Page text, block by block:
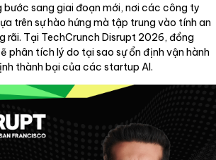
bước sang giai đoạn mới, nơi các công ty
trên sự hào hứng mà tập trung vào tính an
rãi. Tại TechCrunch Disrupt 2026, đồng
phân tích lý do tại sao sự ổn định vận hành
thành bại của các startup AI.